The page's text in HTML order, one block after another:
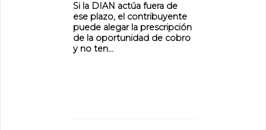
Si la DIAN actúa fuera de
ese plazo, el contribuyente
puede alegar la prescripción
de la oportunidad de cobro
y no ten...